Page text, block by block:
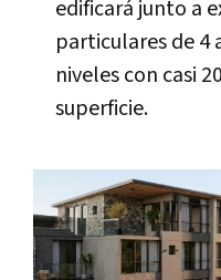
edificará junto a
particulares de 4
niveles con casi
superficie.